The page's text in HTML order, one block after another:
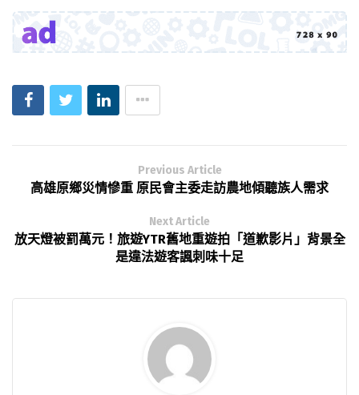
Previous Article
高雄原鄉災情慘重 原民會主委走訪農地傾聽族人需求
Next Article
放天燈被罰萬元！旅遊YTR舊地重遊拍「道歉影片」背景全
是違法遊客諷刺味十足